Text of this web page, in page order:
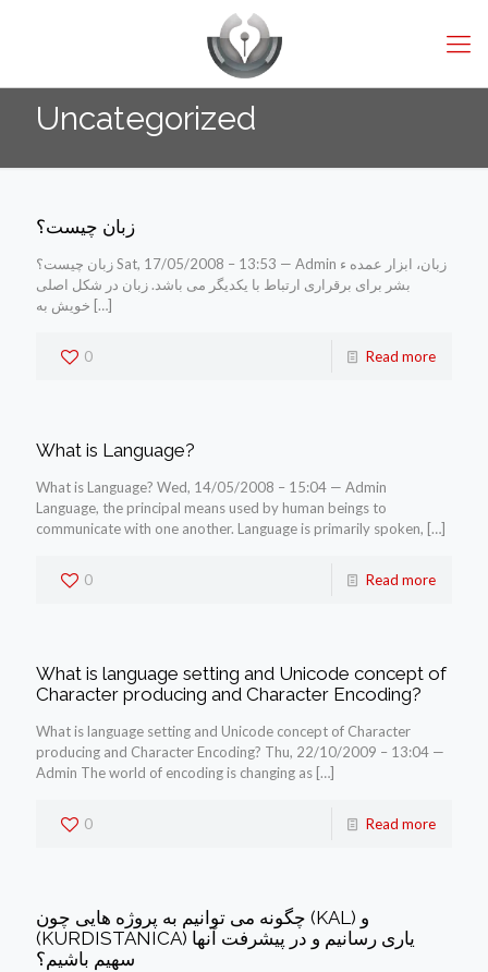
Uncategorized
زبان چیست؟
زبان چیست؟ Sat, 17/05/2008 – 13:53 — Admin زبان، ابزار عمده ء
بشر برای برقراری ارتباط با یکدیگر می باشد. زبان در شکل اصلی
خویش به […]
0 Read more
What is Language?
What is Language? Wed, 14/05/2008 – 15:04 — Admin
Language, the principal means used by human beings to
communicate with one another. Language is primarily spoken, […]
0 Read more
What is language setting and Unicode concept of
Character producing and Character Encoding?
What is language setting and Unicode concept of Character
producing and Character Encoding? Thu, 22/10/2009 – 13:04 —
Admin The world of encoding is changing as […]
0 Read more
چگونه می توانیم به پروژه هایی چون (KAL) و
(KURDISTANICA) یاری رسانیم و در پیشرفت آنها
سهیم باشیم؟